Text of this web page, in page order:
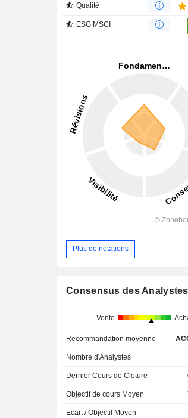
Qualité
ESG MSCI
Plus de notations
Consensus des Analystes
Vente
Recommandation moyenne
Nombre d'Analystes
Dernier Cours de Cloture
Objectif de cours Moyen
Ecart / Objectif Moyen